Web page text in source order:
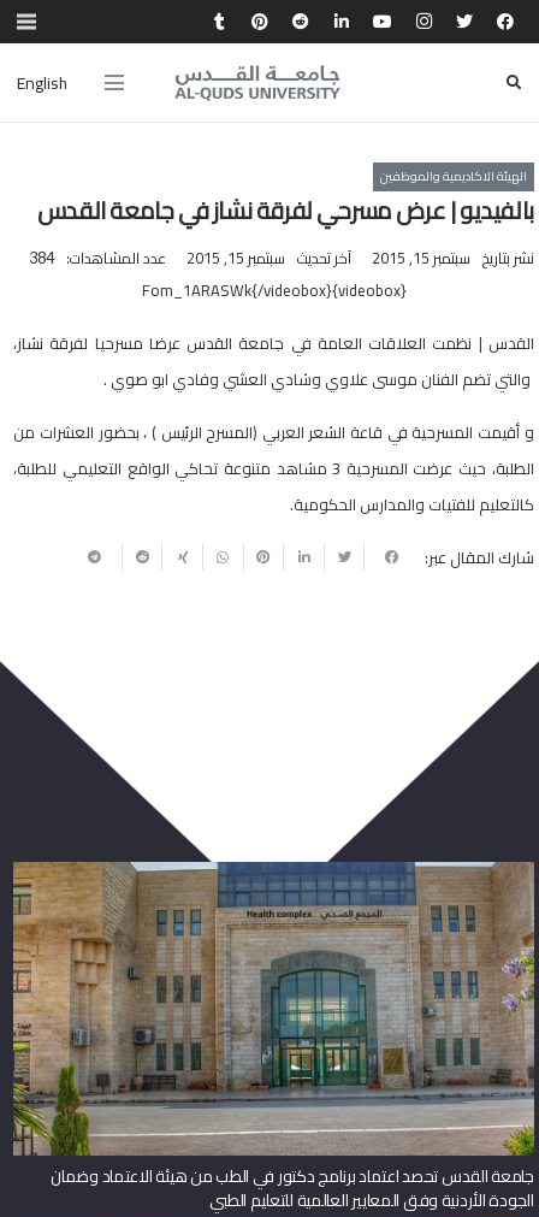
English
الهيئة الاكاديمية والموظفين
بالفيديو | عرض مسرحي لفرقة نشاز في جامعة القدس
نشر بتاريخ سبتمبر 15, 2015 آخر تحديث سبتمبر 15, 2015 عدد المشاهدات: 384
{videobox}Fom_1ARASWk{/videobox}
القدس | نظمت العلاقات العامة في جامعة القدس عرضا مسرحيا لفرقة نشاز،
والتي تضم الفنان موسى علاوي وشادي العشي وفادي ابو صوي .
و أقيمت المسرحية في قاعة الشعر العربي (المسرح الرئيس ) ، بحضور العشرات من
الطلبة، حيث عرضت المسرحية 3 مشاهد متنوعة تحاكي الواقع التعليمي للطلبة،
كالتعليم للفتيات والمدارس الحكومية.
شارك المقال عبر:
جامعة القدس تحصد اعتماد برنامج دكتور في الطب من هيئة الاعتماد وضمان
الجودة الأردنية وفق المعايير العالمية للتعليم الطبي